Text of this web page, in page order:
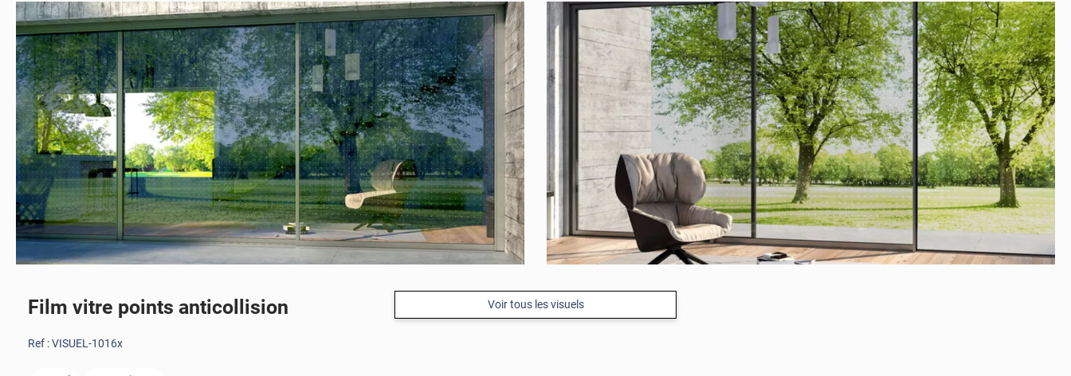
Voir tous les visuels
Film vitre points anticollision
Ref :VISUEL-1016x